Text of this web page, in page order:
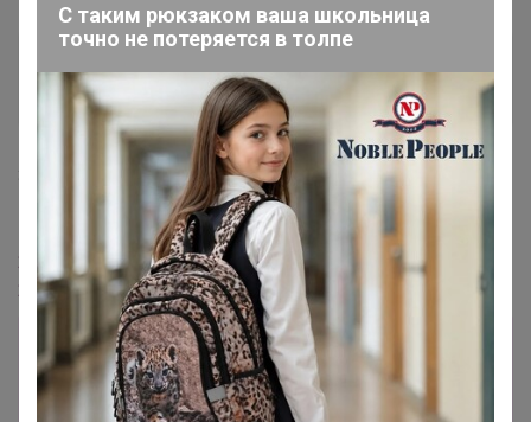
Золотой организатор
30 сентября, 2024 12:54
24-ok.ru/catalog/402170
24-ok.ru/catalog/402170
Лот
С таким рюкзаком ваша школьница
точно не потеряется в толпе